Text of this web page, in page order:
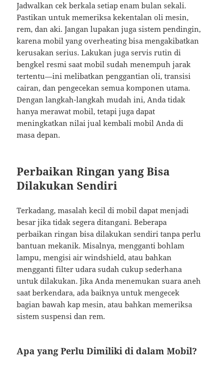
Jadwalkan cek berkala setiap enam bulan sekali.
Pastikan untuk memeriksa kekentalan oli mesin,
rem, dan aki. Jangan lupakan juga sistem pendingin,
karena mobil yang overheating bisa mengakibatkan
kerusakan serius. Lakukan juga servis rutin di
bengkel resmi saat mobil sudah menempuh jarak
tertentu—ini melibatkan penggantian oli, transisi
cairan, dan pengecekan semua komponen utama.
Dengan langkah-langkah mudah ini, Anda tidak
hanya merawat mobil, tetapi juga dapat
meningkatkan nilai jual kembali mobil Anda di
masa depan.
Perbaikan Ringan yang Bisa
Dilakukan Sendiri
Terkadang, masalah kecil di mobil dapat menjadi
besar jika tidak segera ditangani. Beberapa
perbaikan ringan bisa dilakukan sendiri tanpa perlu
bantuan mekanik. Misalnya, mengganti bohlam
lampu, mengisi air windshield, atau bahkan
mengganti filter udara sudah cukup sederhana
untuk dilakukan. Jika Anda menemukan suara aneh
saat berkendara, ada baiknya untuk mengecek
bagian bawah kap mesin, atau bahkan memeriksa
sistem suspensi dan rem.
Apa yang Perlu Dimiliki di dalam Mobil?